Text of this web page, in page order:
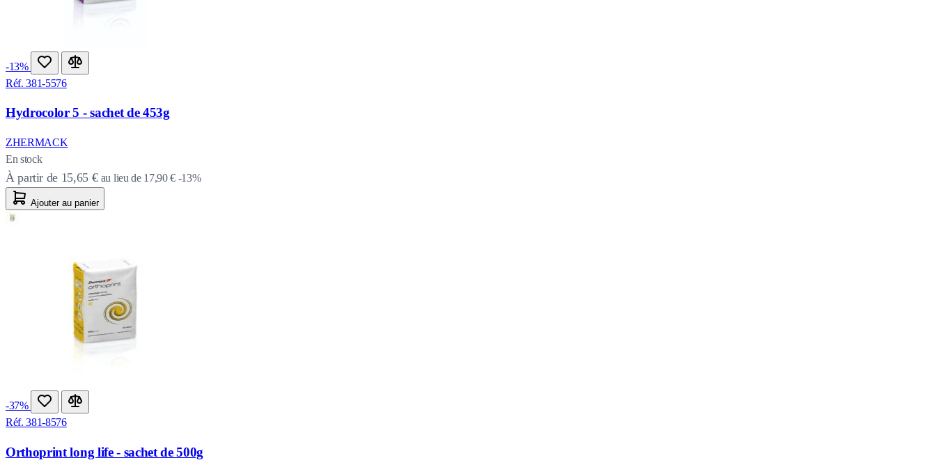
-13%
Réf. 381-5576
Hydrocolor 5 - sachet de 453g
ZHERMACK
En stock
À partir de 15,65 € au lieu de 17,90 € -13%
Ajouter au panier
-37%
Réf. 381-8576
Orthoprint long life - sachet de 500g